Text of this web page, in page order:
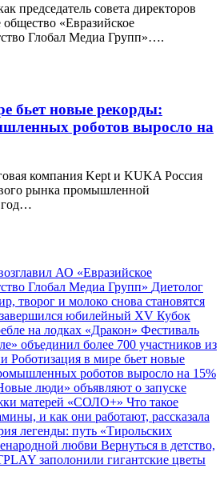
председатель совета директоров
«Евразийское
Глобал Медиа Групп»….
бьет новые рекорды:
роботов выросло на
компания Kept и KUKA Россия
рынка промышленной
год…
АО «Евразийское
Глобал Медиа Групп» Диетолог
творог и молоко снова становятся
юбилейный XV Кубок
на лодках «Дракон» Фестиваль
объединил более 700 участников из
Роботизация в мире бьет новые
роботов выросло на 15%
люди» объявляют о запуске
матерей «СОЛО+» Что такое
и как они работают, рассказала
легенды: путь «Тирольских
любви Вернуться в детство,
заполонили гигантские цветы